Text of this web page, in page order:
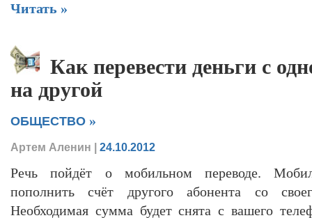
Читать »
Как перевести деньги с
на другой
ОБЩЕСТВО »
Артем Аленин 24.10.2012
Речь пойдёт о мобильном переводе.
пополнить счёт другого абонента со
Необходимая сумма будет снята с вашего